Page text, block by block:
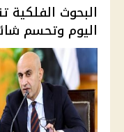
البحوث
اليوم وتحسم